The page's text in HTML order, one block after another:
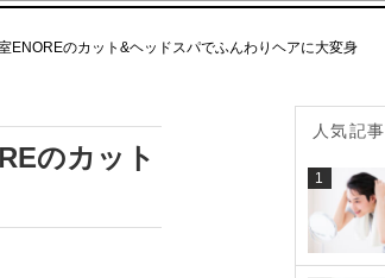
ENOREのカット&ヘッドスパでふんわりヘアに大変身
のカット
人気記事
1